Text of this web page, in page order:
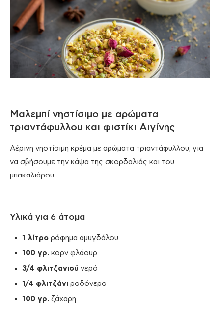
Μαλεμπί νηστίσιμο με αρώματα
τριαντάφυλλου και φιστίκι Αιγίνης
Αέρινη νηστίσιμη κρέμα με αρώματα τριαντάφυλλου, για
να σβήσουμε την κάψα της σκορδαλιάς και του
μπακαλιάρου.
Υλικά για 6 άτομα
1 λίτρο ρόφημα αμυγδάλου
100 γρ. κορν φλάουρ
3/4 φλιτζανιού νερό
1/4 φλιτζάνι ροδόνερο
100 γρ. ζάχαρη